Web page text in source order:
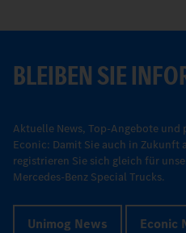
BLEIBEN SIE
Aktuelle News, Top-Angebote
Econic: Damit Sie auch in Zukunft
registrieren Sie sich gleich für
Mercedes-Benz Special Trucks.
Unimog News Econic